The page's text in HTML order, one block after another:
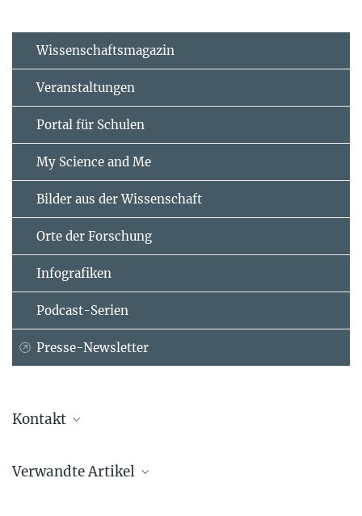
Wissenschaftsmagazin
Veranstaltungen
Portal für Schulen
My Science and Me
Bilder aus der Wissenschaft
Orte der Forschung
Infografiken
Podcast-Serien
Presse-Newsletter
Kontakt
Max-Planck-Institut für Biogeochemie, Jena
Verwandte Artikel